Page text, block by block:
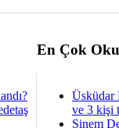
En Çok
Üsküdar
ve 3 kişi
Sinem